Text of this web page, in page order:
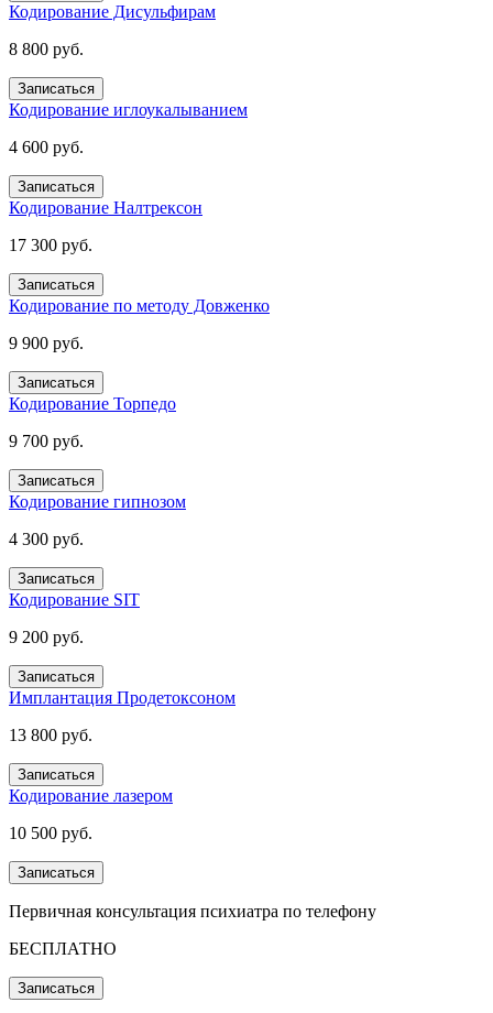
Кодирование Дисульфирам
8 800 руб.
Записаться
Кодирование иглоукалыванием
4 600 руб.
Записаться
Кодирование Налтрексон
17 300 руб.
Записаться
Кодирование по методу Довженко
9 900 руб.
Записаться
Кодирование Торпедо
9 700 руб.
Записаться
Кодирование гипнозом
4 300 руб.
Записаться
Кодирование SIT
9 200 руб.
Записаться
Имплантация Продетоксоном
13 800 руб.
Записаться
Кодирование лазером
10 500 руб.
Записаться
Первичная консультация психиатра по телефону
БЕСПЛАТНО
Записаться